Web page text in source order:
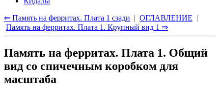
⇐ Память на ферритах. Плата 1 сзади | ОГЛАВЛЕНИЕ |
Память на ферритах. Плата 1. Крупный вид 1 ⇒
Память на ферритах. Плата 1. Общий
вид со спичечным коробком для
масштаба